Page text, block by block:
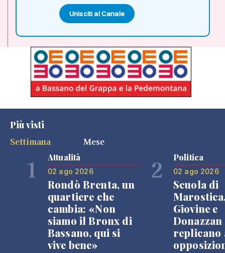
Unisciti al Canale
Più visti
Settimana
Mese
1 Attualità
02 ago 2026
Rondò Brenta, un
quartiere che
cambia: «Non
siamo il Bronx di
Bassano, qui si
vive bene»
2 Politica
02 ago 2026
Scuola di
Giovine e
Donazzan
replicano